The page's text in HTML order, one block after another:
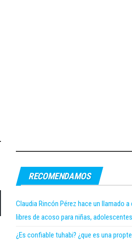
RECOMENDAMOS
Claudia Rincón Pérez hace un llamado
libres de acoso para niñas,
¿Es confiable tuhabi? ¿que es una